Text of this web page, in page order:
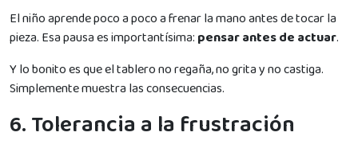
El niño aprende poco a poco a frenar la mano antes de tocar la
pieza. Esa pausa es importantísima: pensar antes de actuar.
Y lo bonito es que el tablero no regaña, no grita y no castiga.
Simplemente muestra las consecuencias.
6. Tolerancia a la frustración